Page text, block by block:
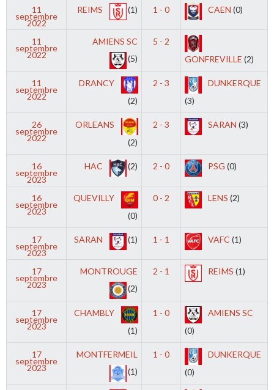
11
septembre
2022
REIMS (1) 1 - 0 CAEN (0)
11
septembre
2022
AMIENS SC
(5)
5 - 2
GONFREVILLE (2)
11
septembre
2022
DRANCY
(2)
2 - 3
DUNKERQUE
(3)
26
septembre
2022
ORLEANS
(2)
2 - 3 SARAN (3)
16
septembre
2023
HAC (2) 2 - 0 PSG (0)
16
septembre
2023
QUEVILLY
(0)
0 - 2 LENS (2)
17
septembre
2023
SARAN (1) 1 - 1 VAFC (1)
17
septembre
2023
MONTROUGE
(2)
2 - 1 REIMS (1)
17
septembre
2023
CHAMBLY
(1)
1 - 0
AMIENS SC
(0)
17
septembre
2023
MONTFERMEIL
(1)
1 - 0
DUNKERQUE
(0)